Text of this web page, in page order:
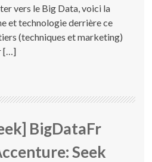
vers le Big Data, voici la
et technologie derrière ce
(techniques et marketing)
[…]
BigDataFr
Seek